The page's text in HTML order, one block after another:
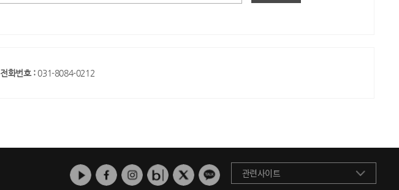
전화번호 : 031-8084-0212
관련사이트